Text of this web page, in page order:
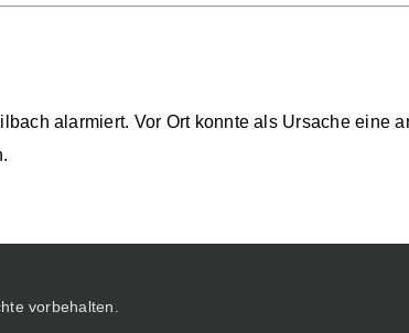
alarmiert. Vor Ort konnte als Ursache eine
vorbehalten.